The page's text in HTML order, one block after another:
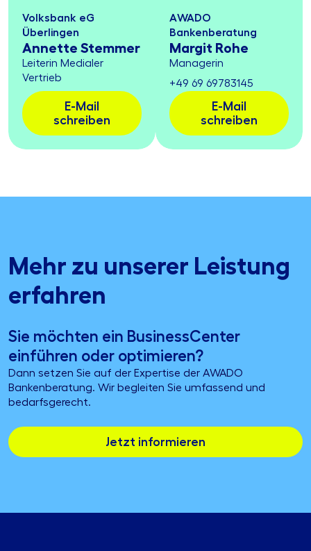
Volksbank eG
Überlingen
Annette Stemmer
Leiterin Medialer
Vertrieb
E-Mail
schreiben
AWADO
Bankenberatung
Margit Rohe
Managerin
+49 69 69783145
E-Mail
schreiben
Mehr zu unserer Leistung
erfahren
Sie möchten ein BusinessCenter
einführen oder optimieren?
Dann setzen Sie auf der Expertise der AWADO
Bankenberatung. Wir begleiten Sie umfassend und
bedarfsgerecht.
Jetzt informieren